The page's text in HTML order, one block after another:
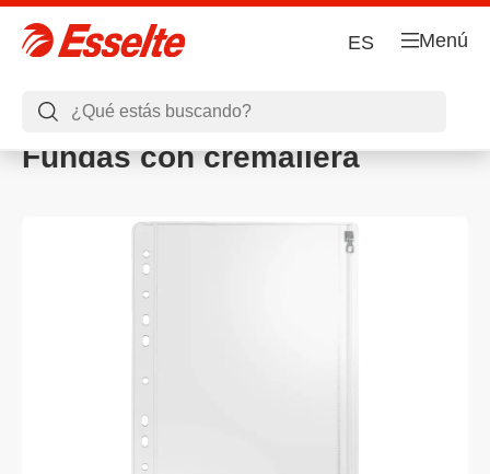
Menú
ES
Fundas con cremallera